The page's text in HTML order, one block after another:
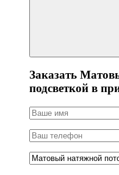
Заказать
подсветкой в